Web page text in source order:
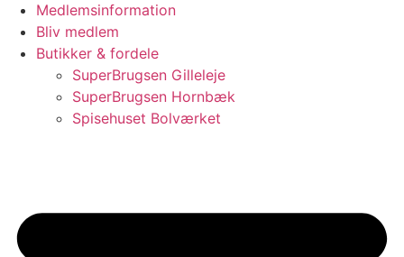
Medlemsinformation
Bliv medlem
Butikker & fordele
SuperBrugsen Gilleleje
SuperBrugsen Hornbæk
Spisehuset Bolværket